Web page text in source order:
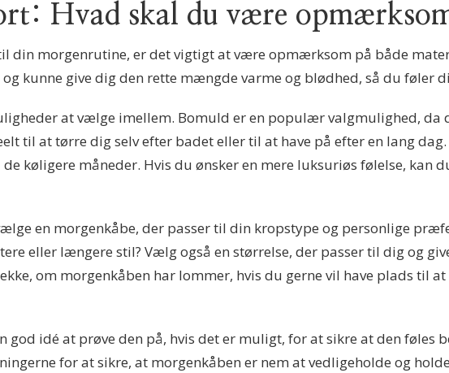
Hvad skal du være
din morgenrutine, er det vigtigt at være opmærksom på både
kunne give dig den rette mængde varme og blødhed, så du føler
at vælge imellem. Bomuld er en populær valgmulighed, da
til at tørre dig selv efter badet eller til at have på efter en lang
køligere måneder. Hvis du ønsker en mere luksuriøs følelse, kan
en morgenkåbe, der passer til din kropstype og personlige
eller længere stil? Vælg også en størrelse, der passer til dig og
om morgenkåben har lommer, hvis du gerne vil have plads til
god idé at prøve den på, hvis det er muligt, for at sikre at den føles
for at sikre, at morgenkåben er nem at vedligeholde og